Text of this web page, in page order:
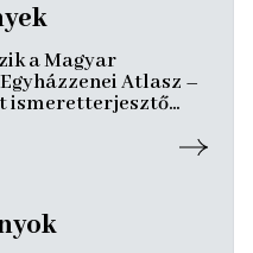
a Magyar
Atlasz –
ismeretterjesztő